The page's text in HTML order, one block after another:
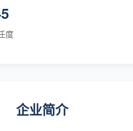
度
企业简介